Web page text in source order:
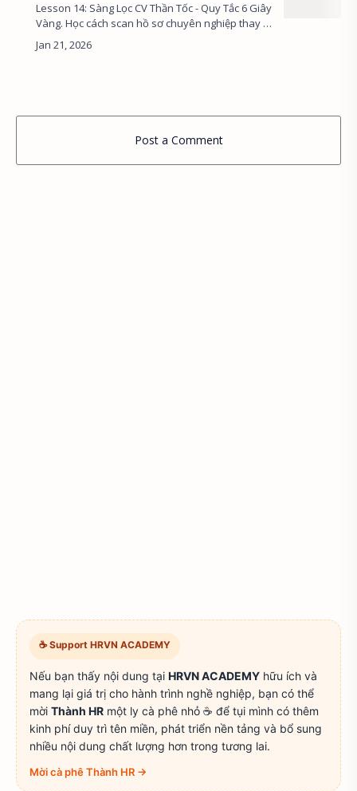
Lesson 14: Sàng Lọc CV Thần Tốc - Quy Tắc 6 Giây
Vàng. Học cách scan hồ sơ chuyên nghiệp thay vì
đọc từng chữ, phân biệt tiêu chí Must-Have
(Knock-out) và Nice-T…
Post a Comment
☕ Support HRVN ACADEMY
Nếu bạn thấy nội dung tại HRVN ACADEMY hữu ích và
mang lại giá trị cho hành trình nghề nghiệp, bạn có thể
mời Thành HR một ly cà phê nhỏ ☕ để tụi mình có thêm
kinh phí duy trì tên miền, phát triển nền tảng và bổ sung
nhiều nội dung chất lượng hơn trong tương lai.
Mời cà phê Thành HR →